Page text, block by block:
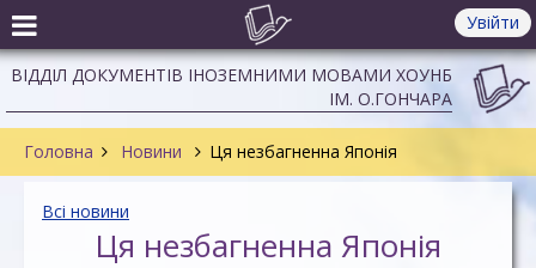
Увійти
ВІДДІЛ ДОКУМЕНТІВ ІНОЗЕМНИМИ МОВАМИ ХОУНБ
ІМ. О.ГОНЧАРА
Головна Новини Ця незбагненна Японія
Всі новини
Ця незбагненна Японія